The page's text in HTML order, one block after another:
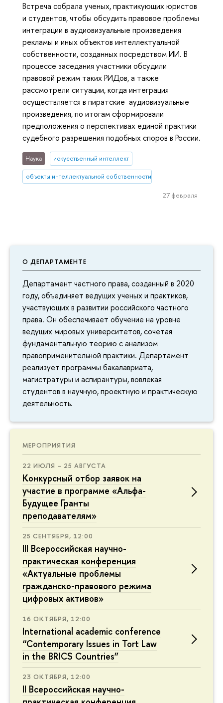
О ДЕПАРТАМЕНТЕ
Департамент частного права, созданный в 2020
году, объединяет ведущих ученых и практиков,
участвующих в развитии российского частного
права. Он обеспечивает обучение на уровне
ведущих мировых университетов, сочетая
фундаментальную теорию с анализом
правоприменительной практики. Департамент
реализует программы бакалавриата,
магистратуры и аспирантуры, вовлекая
студентов в научную, проектную и практическую
деятельность.
МЕРОПРИЯТИЯ
22 ИЮЛЯ – 25 АВГУСТА
Конкурсный отбор заявок на
участие в программе «Альфа-
Будущее Гранты
преподавателям»
25 СЕНТЯБРЯ, 12:00
III Всероссийская научно-
практическая конференция
«Актуальные проблемы
гражданско-правового режима
цифровых активов»
16 ОКТЯБРЯ, 12:00
International academic conference
“Contemporary Issues in Tort Law
in the BRICS Countries”
23 ОКТЯБРЯ, 12:00
II Всероссийская научно-
Встреча собрала ученых, практикующих юристов
и студентов, чтобы обсудить правовое проблемы
интеграции в аудиовизуальные произведения
рекламы и иных объектов интеллектуальной
собственности, созданных посредством ИИ. В
процессе заседания участники обсудили
правовой режим таких РИДов, а также
рассмотрели ситуации, когда интеграция
осуществляется в пиратские аудиовизуальные
произведения, по итогам сформировали
предположения о перспективах единой практики
судебного разрешения подобных споров в России.
Наука искусственный интеллект
объекты интеллектуальной собственности
27 февраля